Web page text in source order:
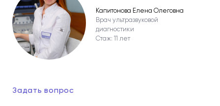
Капитонова Елена Олеговна
Врач ультразвуковой
диагностики
Стаж: 11 лет
Задать вопрос